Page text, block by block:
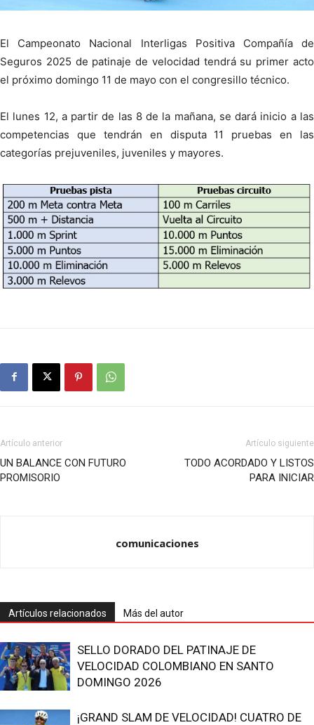
El Campeonato Nacional Interligas Positiva Compañía de
Seguros 2025 de patinaje de velocidad tendrá su primer acto
el próximo domingo 11 de mayo con el congresillo técnico.
El lunes 12, a partir de las 8 de la mañana, se dará inicio a las
competencias que tendrán en disputa 11 pruebas en las
categorías prejuveniles, juveniles y mayores.
Artículo anterior
UN BALANCE CON FUTURO
PROMISORIO
Artículo siguiente
TODO ACORDADO Y LISTOS
PARA INICIAR
comunicaciones
Artículos relacionados Más del autor
SELLO DORADO DEL PATINAJE DE
VELOCIDAD COLOMBIANO EN SANTO
DOMINGO 2026
¡GRAND SLAM DE VELOCIDAD! CUATRO DE